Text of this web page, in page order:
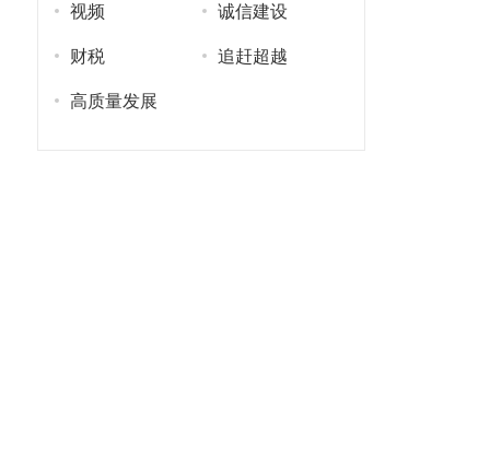
视频 诚信建设
财税 追赶超越
高质量发展